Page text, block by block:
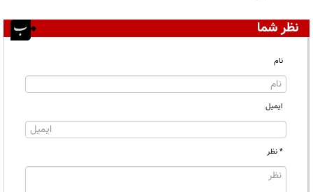
نظر شما
نام
ایمیل
* نظر